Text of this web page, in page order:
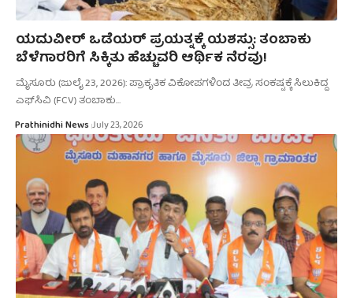
ಯದುವೀರ್‌ ಒಡೆಯರ್‌ ಪ್ರಯತ್ನಕ್ಕೆ ಯಶಸ್ಸು: ತಂಬಾಕು
ಬೆಳೆಗಾರರಿಗೆ ಸಿಕ್ಕಿತು ಹೆಚ್ಚುವರಿ ಆರ್ಥಿಕ ನೆರವು!
ಮೈಸೂರು (ಜುಲೈ 23, 2026): ಪ್ರಾಕೃತಿಕ ವಿಕೋಪಗಳಿಂದ ತೀವ್ರ ಸಂಕಷ್ಟಕ್ಕೆ ಸಿಲುಕಿದ್ದ
ಎಫ್‌ಸಿವಿ (FCV) ತಂಬಾಕು…
Prathinidhi News July 23, 2026